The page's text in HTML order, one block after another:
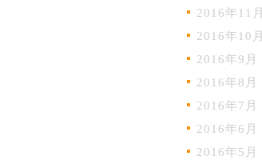
2016年11月
2016年10月
2016年9月
2016年8月
2016年7月
2016年6月
2016年5月